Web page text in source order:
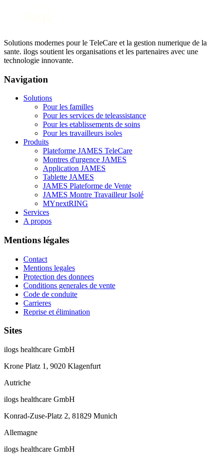
Solutions modernes pour le TeleCare et la gestion numerique de la
sante. ilogs soutient les organisations et les partenaires avec une
technologie innovante.
Navigation
Solutions
Pour les familles
Pour les services de teleassistance
Pour les etablissements de soins
Pour les travailleurs isoles
Produits
Plateforme JAMES TeleCare
Montres d'urgence JAMES
Application JAMES
Tablette JAMES
JAMES Plateforme de Vente
JAMES Montre Travailleur Isolé
MYnextRING
Services
A propos
Mentions légales
Contact
Mentions legales
Protection des donnees
Conditions generales de vente
Code de conduite
Carrieres
Reprise et élimination
Sites
ilogs healthcare GmbH
Krone Platz 1, 9020 Klagenfurt
Autriche
ilogs healthcare GmbH
Konrad-Zuse-Platz 2, 81829 Munich
Allemagne
ilogs healthcare GmbH